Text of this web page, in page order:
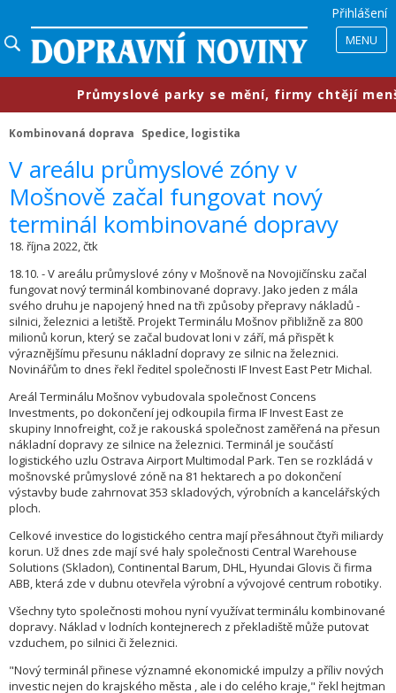
Přihlášení
MENU
​Průmyslové parky se mění, firmy chtějí menší
Kombinovaná doprava Spedice, logistika
V areálu průmyslové zóny v
Mošnově začal fungovat nový
terminál kombinované dopravy
18. října 2022, čtk
18.10. - V areálu průmyslové zóny v Mošnově na Novojičínsku začal
fungovat nový terminál kombinované dopravy. Jako jeden z mála
svého druhu je napojený hned na tři způsoby přepravy nákladů -
silnici, železnici a letiště. Projekt Terminálu Mošnov přibližně za 800
milionů korun, který se začal budovat loni v září, má přispět k
výraznějšímu přesunu nákladní dopravy ze silnic na železnici.
Novinářům to dnes řekl ředitel společnosti IF Invest East Petr Michal.
Areál Terminálu Mošnov vybudovala společnost Concens
Investments, po dokončení jej odkoupila firma IF Invest East ze
skupiny Innofreight, což je rakouská společnost zaměřená na přesun
nákladní dopravy ze silnice na železnici. Terminál je součástí
logistického uzlu Ostrava Airport Multimodal Park. Ten se rozkládá v
mošnovské průmyslové zóně na 81 hektarech a po dokončení
výstavby bude zahrnovat 353 skladových, výrobních a kancelářských
ploch.
Celkové investice do logistického centra mají přesáhnout čtyři miliardy
korun. Už dnes zde mají své haly společnosti Central Warehouse
Solutions (Skladon), Continental Barum, DHL, Hyundai Glovis či firma
ABB, která zde v dubnu otevřela výrobní a vývojové centrum robotiky.
Všechny tyto společnosti mohou nyní využívat terminálu kombinované
dopravy. Náklad v lodních kontejnerech z překladiště může putovat
vzduchem, po silnici či železnici.
"Nový terminál přinese významné ekonomické impulzy a příliv nových
investic nejen do krajského města , ale i do celého kraje," řekl hejtman